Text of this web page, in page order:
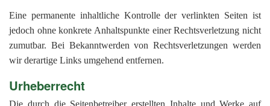
Eine permanente inhaltliche Kontrolle der verlinkten Seiten ist
jedoch ohne konkrete Anhaltspunkte einer Rechtsverletzung nicht
zumutbar. Bei Bekanntwerden von Rechtsverletzungen werden
wir derartige Links umgehend entfernen.
Urheberrecht
Die durch die Seitenbetreiber erstellten Inhalte und Werke auf